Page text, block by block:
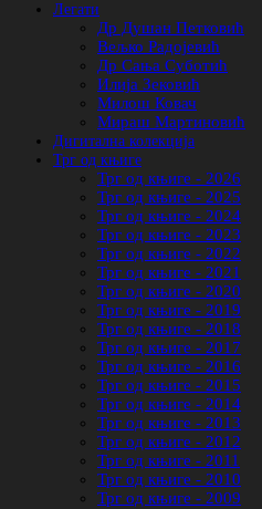
Легати
Др Душан Петковић
Вељко Радојевић
Др Сања Суботић
Илија Зековић
Милош Ковач
Мираш Мартиновић
Дигитална колекција
Трг од књиге
Трг од књиге - 2026
Трг од књиге - 2025
Трг од књиге - 2024
Трг од књиге - 2023
Трг од књиге - 2022
Трг од књиге - 2021
Трг од књиге - 2020
Трг од књиге - 2019
Трг од књиге - 2018
Трг од књиге - 2017
Трг од књиге - 2016
Трг од књиге - 2015
Трг од књиге - 2014
Трг од књиге - 2013
Трг од књиге - 2012
Трг од књиге - 2011
Трг од књиге - 2010
Трг од књиге - 2009